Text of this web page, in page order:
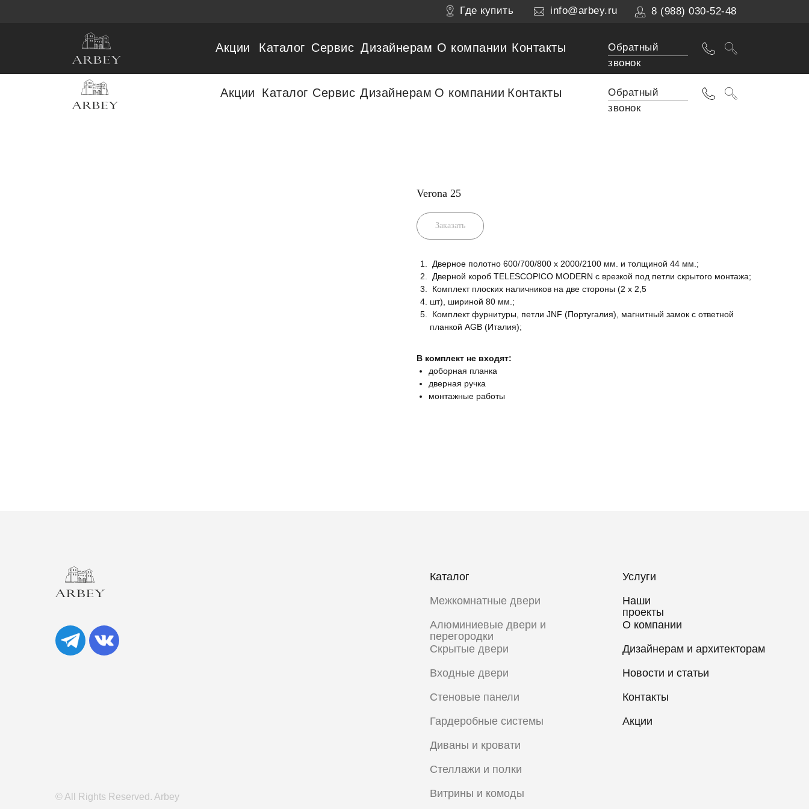
Где купить 8 (988) 030-52-48
info@arbey.ru
Каталог
Акции Сервис О компании
Дизайнерам Контакты
Обратный
звонок
Акции Каталог Сервис О компании
Дизайнерам Контакты
Обратный
звонок
Verona 25
Заказать
Дверное полотно 600/700/800 x 2000/2100 мм. и толщиной 44 мм.;
Дверной короб TELESCOPICO MODERN с врезкой под петли скрытого монтажа;
Комплект плоских наличников на две стороны (2 х 2,5
шт), шириной 80 мм.;
Комплект фурнитуры, петли JNF (Португалия), магнитный замок с ответной
планкой AGB (Италия);
В комплект не входят:
доборная планка
дверная ручка
монтажные работы
© All Rights Reserved. Arbey
Каталог
Межкомнатные двери
Входные двери
Алюминиевые двери и
перегородки
Стеновые панели
Услуги
Наши
проекты
О компании
Дизайнерам и архитекторам
Новости и статьи
Акции
Контакты
Скрытые двери
Гардеробные системы
Диваны и кровати
Витрины и комоды
Стеллажи и полки